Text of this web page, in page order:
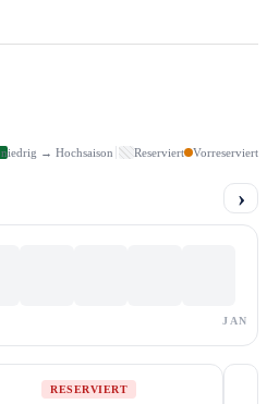
niedrig → Hochsaison Reserviert Vorreserviert
›
JAN
RESERVIERT